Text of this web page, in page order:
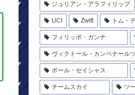
ジュリアン・アラフィリップ
UCI Zwift トム・
フィリッポ・ガンナ
ヴィクトール・カンペナールツ
ポール・セイシャス
チームスカイ ツ